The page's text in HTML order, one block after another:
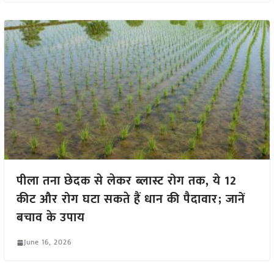
पीला तना छेदक से लेकर ब्लास्ट रोग तक, ये 12
कीट और रोग घटा सकते हैं धान की पैदावार; जानें
बचाव के उपाय
June 16, 2026